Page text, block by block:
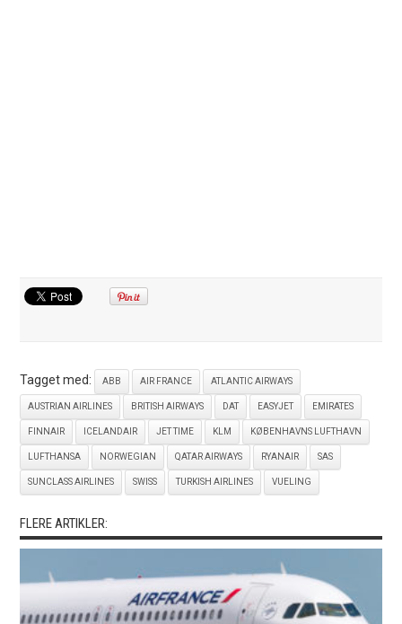
Tagget med: ABB AIR FRANCE ATLANTIC AIRWAYS
AUSTRIAN AIRLINES BRITISH AIRWAYS DAT EASYJET EMIRATES
FINNAIR ICELANDAIR JET TIME KLM KØBENHAVNS LUFTHAVN
LUFTHANSA NORWEGIAN QATAR AIRWAYS RYANAIR SAS
SUNCLASS AIRLINES SWISS TURKISH AIRLINES VUELING
FLERE ARTIKLER: